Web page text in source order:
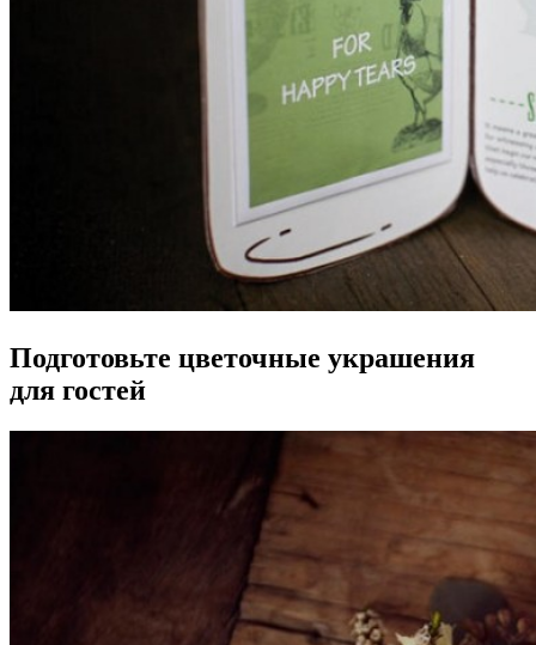
Подготовьте цветочные украшения
для гостей